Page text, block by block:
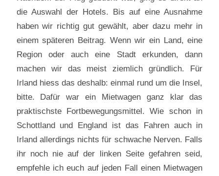
die Auswahl der Hotels. Bis auf eine Ausnahme
haben wir richtig gut gewählt, aber dazu mehr in
einem späteren Beitrag. Wenn wir ein Land, eine
Region oder auch eine Stadt erkunden, dann
machen wir das meist ziemlich gründlich. Für
Irland hiess das deshalb: einmal rund um die Insel,
bitte. Dafür war ein Mietwagen ganz klar das
praktischste Fortbewegungsmittel. Wie schon in
Schottland und England ist das Fahren auch in
Irland allerdings nichts für schwache Nerven. Falls
ihr noch nie auf der linken Seite gefahren seid,
empfehle ich euch auf jeden Fall einen Mietwagen